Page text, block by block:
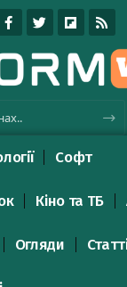
Софт
Кіно та ТБ
Огляди